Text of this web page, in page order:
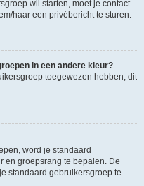
wil starten, moet je contact
haar een privébericht te sturen.
in een andere kleur?
toegewezen hebben, dit
word je standaard
en groepsrang te bepalen. De
standaard gebruikersgroep te